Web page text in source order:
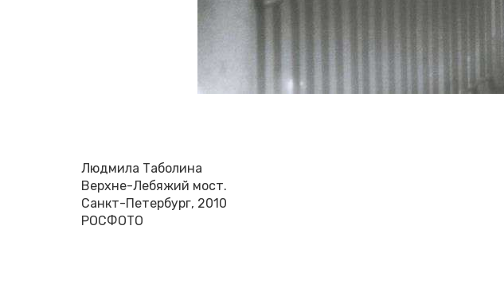
Люд­ми­ла Та­бо­ли­на
Верхне-Ле­бя­жий мост.
Санкт-Пе­тер­бург, 2010
РОС­ФО­ТО